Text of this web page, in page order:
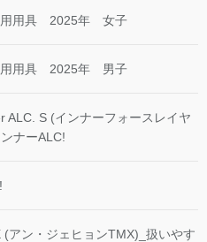
用用具 2025年 女子
用用具 2025年 男子
ALC. S (インナーフォースレイヤ
ナーALC!
アン・ジェヒョンTMX)_扱いやす